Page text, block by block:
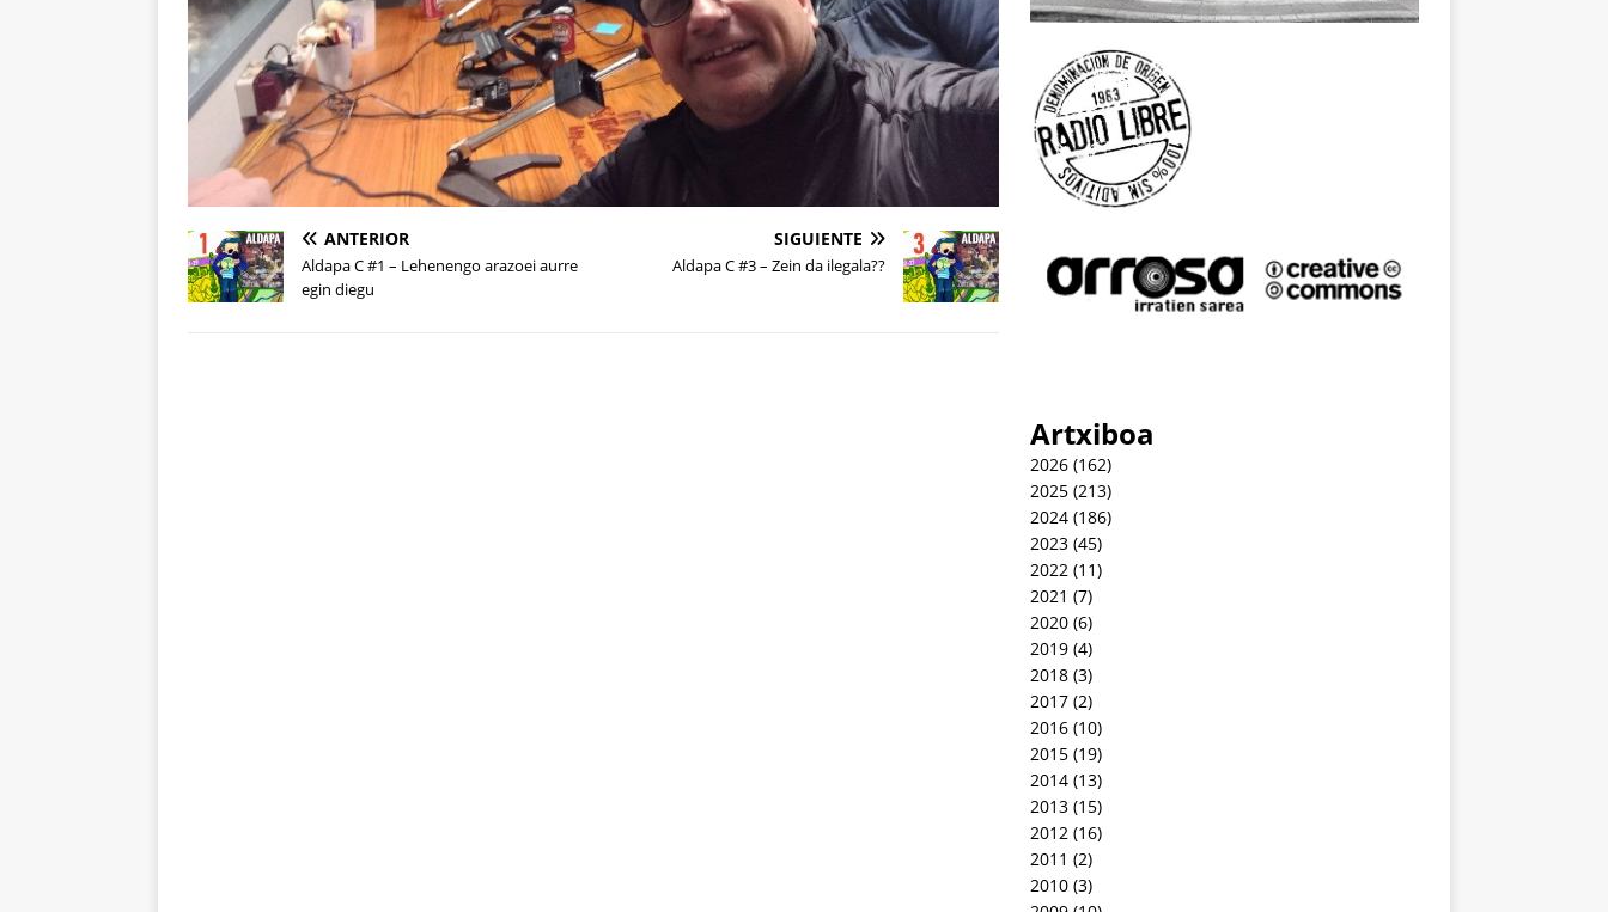
ANTERIOR
Aldapa C #1 – Lehenengo arazoei aurre
egin diegu
SIGUIENTE
Aldapa C #3 – Zein da ilegala??
Artxiboa
2026(162)
2025(213)
2024(186)
2023(45)
2022 (11)
2021 (7)
2020(6)
2019(4)
2018(3)
2017(2)
2016(10)
2015(19)
2014(13)
2013(15)
2012 (16)
2011 (2)
2010(3)